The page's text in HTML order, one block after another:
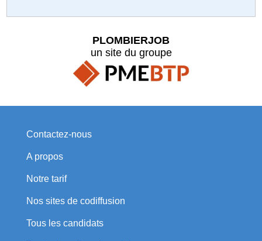
PLOMBIERJOB
un site du groupe
Contactez-nous
A propos
Notre tarif
Nos sites de codiffusion
Tous les candidats